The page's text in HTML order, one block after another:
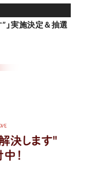
」実施決定＆抽選